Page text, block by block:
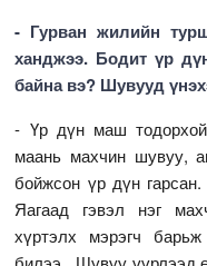
- Гурван жилийн
ханджээ. Бодит үр
байна вэ? Шувууд
- Үр дүн маш
маань махчин шувуу,
бойжсон үр дүн
Яагаад гэвэл нэг
хүртэлх мэрэгч